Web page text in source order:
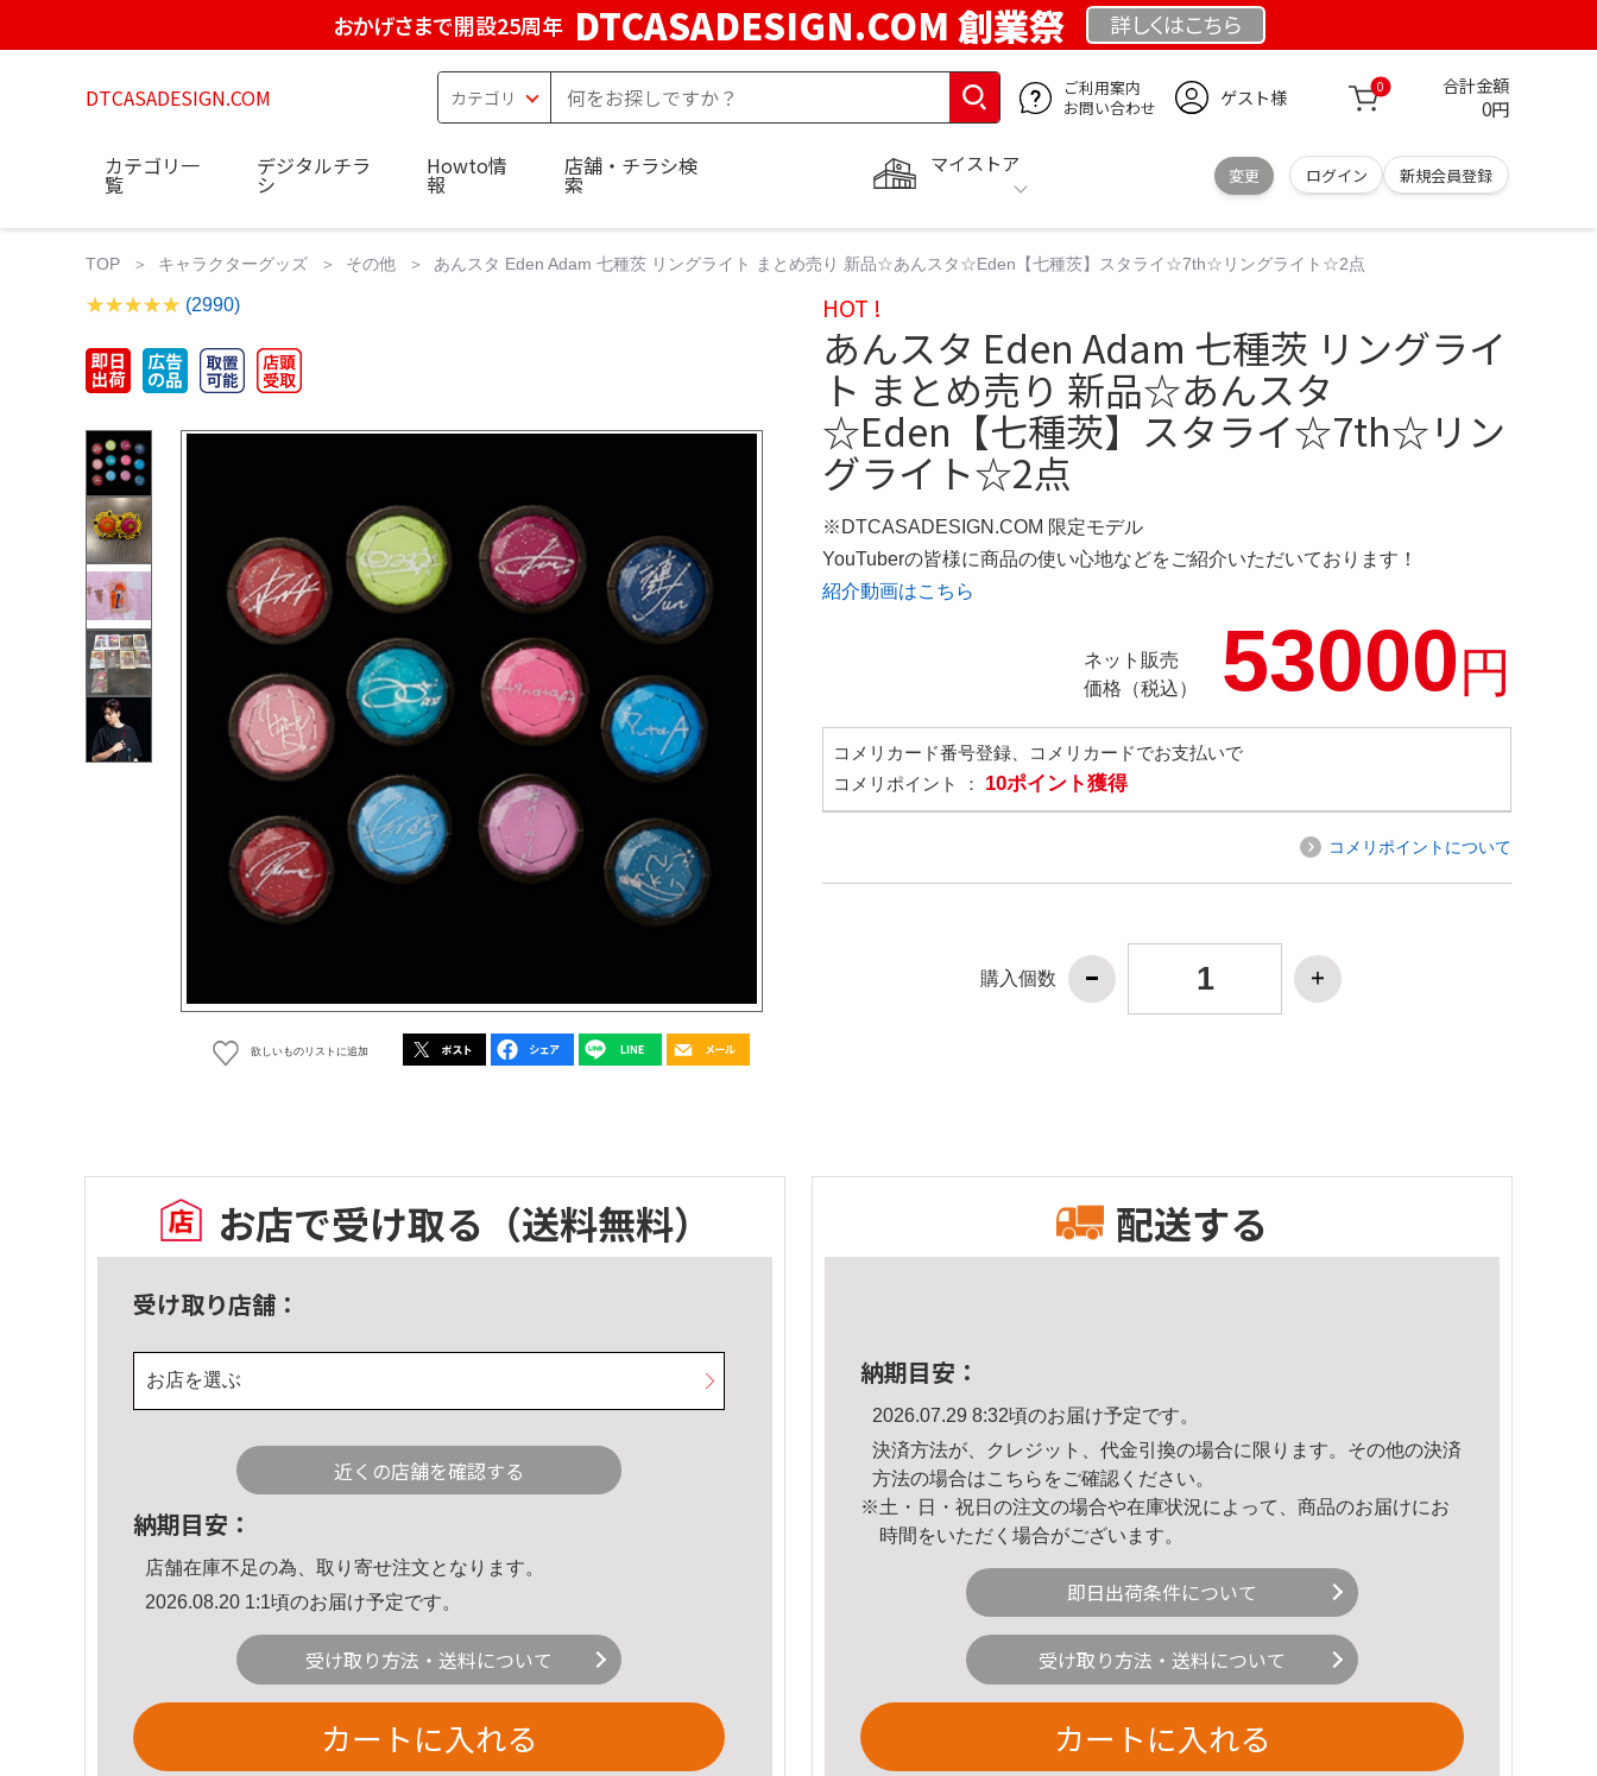
おかげさまで開設25周年 DTCASADESIGN.COM 創業祭 詳しくはこちら
DTCASADESIGN.COM
ご利用案内
お問い合わせ
ゲスト様 0 合計金額
0円
マイストア
変更 ログイン 新規会員登録
カテゴリ一
覧
デジタルチラ
シ
Howto情
報
店舗・チラシ検
索
TOP キャラクターグッズ その他 あんスタ Eden Adam 七種茨 リングライト まとめ売り 新品☆あんスタ☆Eden【七種茨】スタライ☆7th☆リングライト☆2点
(2990)
欲しいものリストに追加
HOT !
あんスタ Eden Adam 七種茨 リングライ
ト まとめ売り 新品☆あんスタ
☆Eden【七種茨】スタライ☆7th☆リン
グライト☆2点
※DTCASADESIGN.COM 限定モデル
YouTuberの皆様に商品の使い心地などをご紹介いただいております！
紹介動画はこちら
ネット販売
価格（税込）
53000円
コメリカード番号登録、コメリカードでお支払いで
コメリポイント ： 10ポイント獲得
コメリポイントについて
購入個数
お店で受け取る （送料無料）
受け取り店舗：
お店を選ぶ
近くの店舗を確認する
納期目安：
店舗在庫不足の為、取り寄せ注文となります。
2026.08.20 1:1頃のお届け予定です。
受け取り方法・送料について
カートに入れる
配送する
納期目安：
2026.07.29 8:32頃のお届け予定です。
決済方法が、クレジット、代金引換の場合に限ります。その他の決済
方法の場合はこちら をご確認ください。
※土・日・祝日の注文の場合や在庫状況によって、商品のお届けにお
時間をいただく場合がございます。
即日出荷条件について
受け取り方法・送料について
カートに入れる